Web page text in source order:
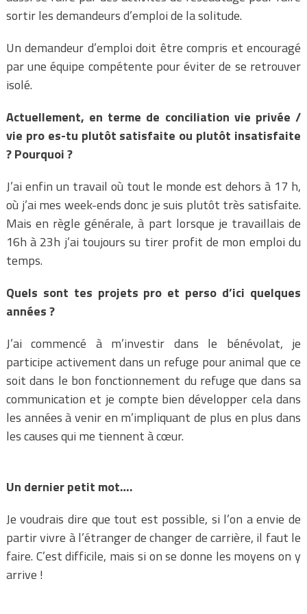
sortir les demandeurs d’emploi de la solitude.
Un demandeur d’emploi doit être compris et encouragé
par une équipe compétente pour éviter de se retrouver
isolé.
Actuellement, en terme de conciliation vie privée /
vie pro es-tu plutôt satisfaite ou plutôt insatisfaite
? Pourquoi ?
J’ai enfin un travail où tout le monde est dehors à 17 h,
où j’ai mes week-ends donc je suis plutôt très satisfaite.
Mais en règle générale, à part lorsque je travaillais de
16h à 23h j’ai toujours su tirer profit de mon emploi du
temps.
Quels sont tes projets pro et perso d’ici quelques
années ?
J’ai commencé à m’investir dans le bénévolat, je
participe activement dans un refuge pour animal que ce
soit dans le bon fonctionnement du refuge que dans sa
communication et je compte bien développer cela dans
les années à venir en m’impliquant de plus en plus dans
les causes qui me tiennent à cœur.
Un dernier petit mot….
Je voudrais dire que tout est possible, si l’on a envie de
partir vivre à l’étranger de changer de carrière, il faut le
faire. C’est difficile, mais si on se donne les moyens on y
arrive !